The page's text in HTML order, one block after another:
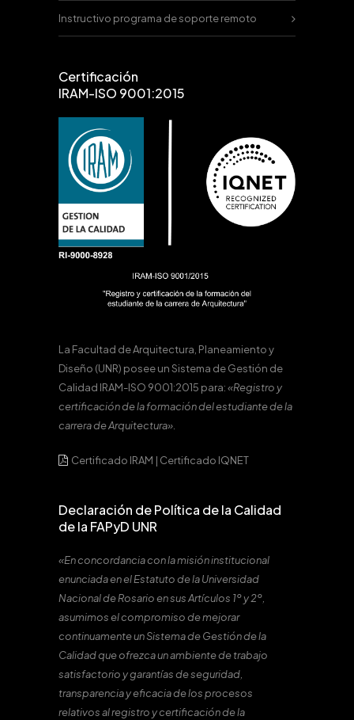
Instructivo programa de soporte remoto
Certificación
IRAM-ISO 9001:2015
La Facultad de Arquitectura, Planeamiento y
Diseño (UNR) posee un Sistema de Gestión de
Calidad IRAM-ISO 9001:2015 para:«Registro y
certificación de la formación del estudiante de la
carrera de Arquitectura».
Certificado IRAM | Certificado IQNET
Declaración de Política de la Calidad
de la FAPyD UNR
«En concordancia con la misión institucional
enunciada en el Estatuto de la Universidad
Nacional de Rosario en sus Artículos 1º y 2º,
asumimos el compromiso de mejorar
continuamente un Sistema de Gestión de la
Calidad que ofrezca un ambiente de trabajo
satisfactorio y garantías de seguridad,
transparencia y eficacia de los procesos
relativos al registro y certificación de la